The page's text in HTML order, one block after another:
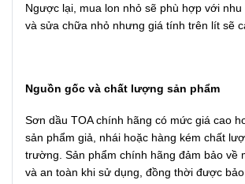
Ngược lại, mua lon nhỏ sẽ phù hợp với
và sửa chữa nhỏ nhưng giá tính trên lít sẽ
Nguồn gốc và chất lượng sản phẩm
Sơn dầu TOA chính hãng có mức giá cao
sản phẩm giả, nhái hoặc hàng kém chất
trường. Sản phẩm chính hãng đảm bảo về
và an toàn khi sử dụng, đồng thời được bảo